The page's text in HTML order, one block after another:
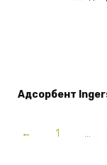
Адсорбент
← 1 …